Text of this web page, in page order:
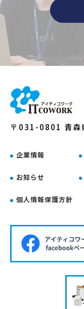
〒031-0801 青森
企業情報
お知らせ
個人情報保護方針